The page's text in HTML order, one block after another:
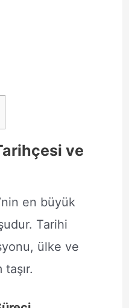
ve
en büyük
Tarihi
ülke ve